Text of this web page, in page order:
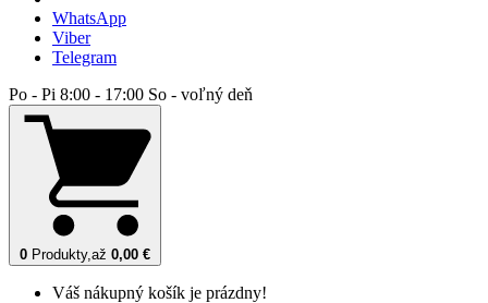
WhatsApp
Viber
Telegram
Po - Pi 8:00 - 17:00 So - voľný deň
0 Produkty,až 0,00 €
Váš nákupný košík je prázdny!